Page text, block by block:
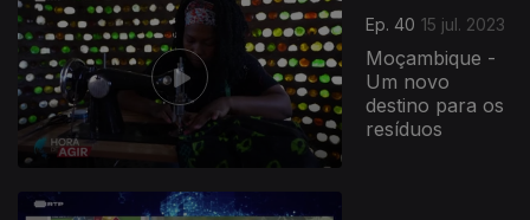
Ep. 40 15 jul. 2023
Moçambique -
Um novo
destino para os
resíduos